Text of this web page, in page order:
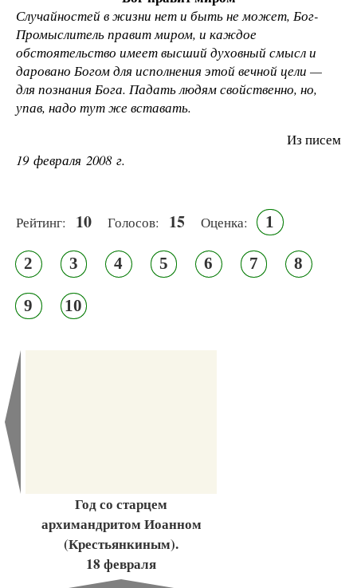
Случайностей в жизни нет и быть не может, Бог-
Промыслитель правит миром, и каждое
обстоятельство имеет высший духовный смысл и
даровано Богом для исполнения этой вечной цели —
для познания Бога. Падать людям свойственно, но,
упав, надо тут же вставать.
Из писем
19 февраля 2008 г.
Рейтинг: 10 Голосов: 15 Оценка: 1
2 3 4 5 6 7 8
9 10
Год со старцем
архимандритом Иоанном
(Крестьянкиным).
18 февраля